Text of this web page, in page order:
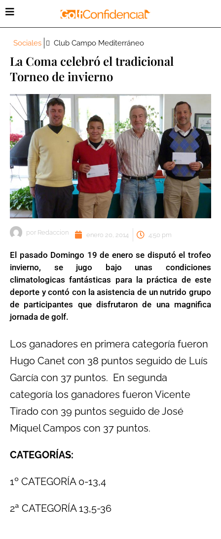
Sociales Club Campo Mediterráneo
La Coma celebró el tradicional
Torneo de invierno
por Redaccion enero 20, 2014 4:50 pm
El pasado Domingo 19 de enero se disputó el trofeo
invierno, se jugo bajo unas condiciones
climatologicas fantásticas para la práctica de este
deporte y contó con la asistencia de un nutrido grupo
de participantes que disfrutaron de una magnifica
jornada de golf.
Los ganadores en primera categoría fueron
Hugo Canet con 38 puntos seguido de Luís
García con 37 puntos. En segunda
categoría los ganadores fueron Vicente
Tirado con 39 puntos seguido de José
Miquel Campos con 37 puntos.
CATEGORÍAS:
1º CATEGORÍA 0-13,4
2ª CATEGORÍA 13,5-36